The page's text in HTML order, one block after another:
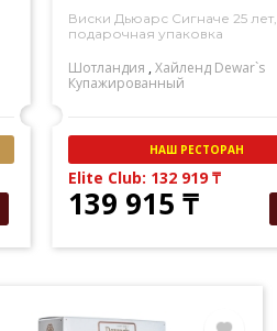
Виски Дьюарс Сигначе 25 лет,
подарочная упаковка
Шотландия ,Хайленд Dewar`s
Купажированный
НАШ РЕСТОРАН
Elite Club: 132 919₸
139 915₸